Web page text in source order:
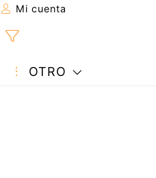
Mi cuenta
OTRO